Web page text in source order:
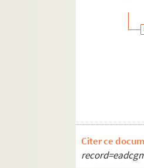
Citer ce